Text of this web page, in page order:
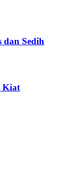
dan Sedih
Kiat